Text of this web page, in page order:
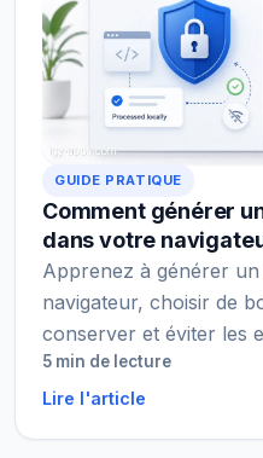
GUIDE PRATIQUE
Comment générer
dans votre
Apprenez à générer
navigateur, choisir de
conserver et éviter les
5 min de lecture
Lire l'article